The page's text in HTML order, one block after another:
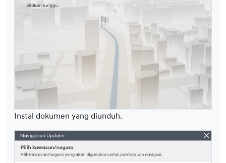
Instal dokumen yang diunduh.